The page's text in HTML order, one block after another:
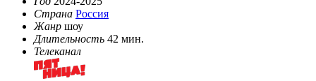
Страна Россия
Жанр шоу
Длительность 42 мин.
Телеканал